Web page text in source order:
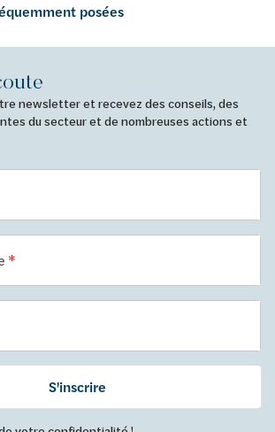
posées
newsletter et recevez des conseils, des
du secteur et de nombreuses actions et
S'inscrire